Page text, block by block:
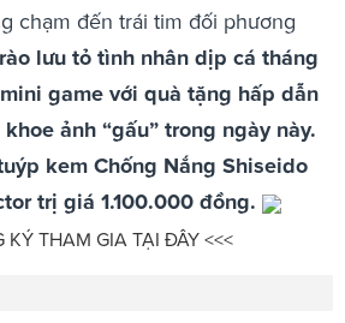
chạm đến trái tim đối phương
lưu tỏ tình nhân dịp cá tháng
game với quà tặng hấp dẫn
ảnh “gấu” trong ngày này.
kem Chống Nắng Shiseido
trị giá 1.100.000 đồng.
KÝ THAM GIA TẠI ĐÂY <<<